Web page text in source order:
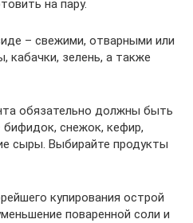
на пару.
– свежими, отварными или
кабачки, зелень, а также
обязательно должны быть
снежок, кефир,
сыры. Выбирайте продукты
купирования острой
поваренной соли и